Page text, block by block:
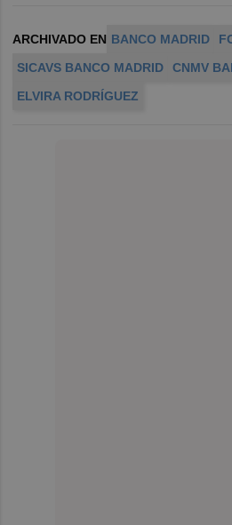
ARCHIVADO EN BANCO MADRID
SICAVS BANCO MADRID
CNMV
ELVIRA RODRÍGUEZ